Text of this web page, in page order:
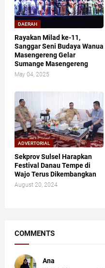
DAERAH
Rayakan Milad ke-11,
Sanggar Seni Budaya Wanua
Masengereng Gelar
Sumange Masengereng
May 04, 2025
ADVERTORIAL
Sekprov Sulsel Harapkan
Festival Danau Tempe di
Wajo Terus Dikembangkan
August 20, 2024
COMMENTS
Ana